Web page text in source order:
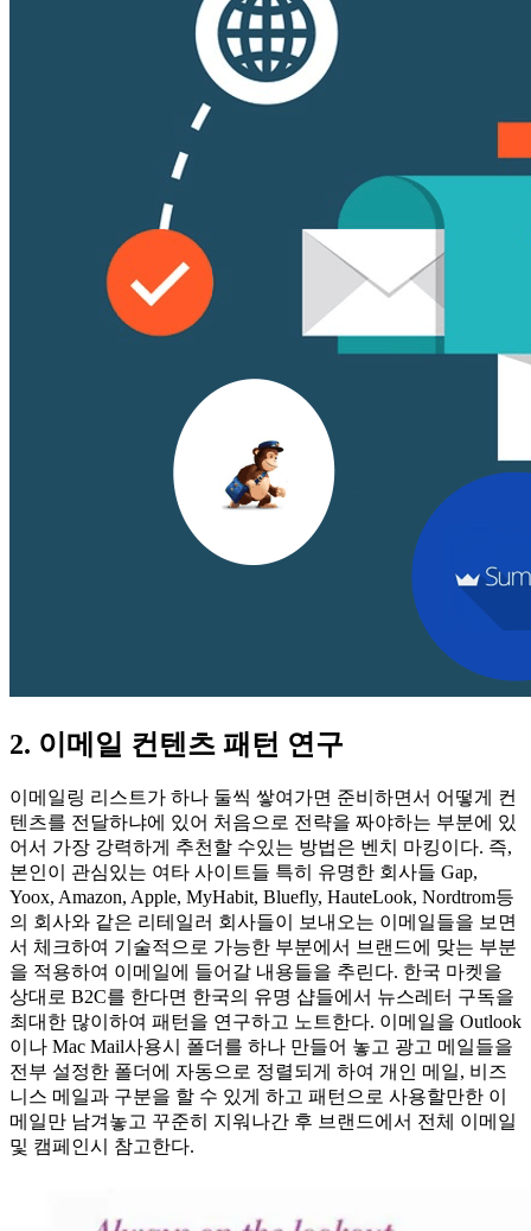
2. 이메일 컨텐츠 패턴 연구
이메일링 리스트가 하나 둘씩 쌓여가면 준비하면서 어떻게 컨
텐츠를 전달하냐에 있어 처음으로 전략을 짜야하는 부분에 있
어서 가장 강력하게 추천할 수있는 방법은 벤치 마킹이다. 즉,
본인이 관심있는 여타 사이트들 특히 유명한 회사들 Gap,
Yoox, Amazon, Apple, MyHabit, Bluefly, HauteLook, Nordtrom등
의 회사와 같은 리테일러 회사들이 보내오는 이메일들을 보면
서 체크하여 기술적으로 가능한 부분에서 브랜드에 맞는 부분
을 적용하여 이메일에 들어갈 내용들을 추린다. 한국 마켓을
상대로 B2C를 한다면 한국의 유명 샵들에서 뉴스레터 구독을
최대한 많이하여 패턴을 연구하고 노트한다. 이메일을 Outlook
이나 Mac Mail사용시 폴더를 하나 만들어 놓고 광고 메일들을
전부 설정한 폴더에 자동으로 정렬되게 하여 개인 메일, 비즈
니스 메일과 구분을 할 수 있게 하고 패턴으로 사용할만한 이
메일만 남겨놓고 꾸준히 지워나간 후 브랜드에서 전체 이메일
및 캠페인시 참고한다.